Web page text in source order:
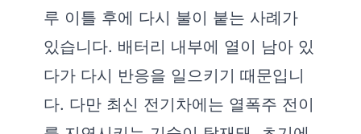
루 이틀 후에 다시 불이 붙는 사례가
있습니다. 배터리 내부에 열이 남아 있
다가 다시 반응을 일으키기 때문입니
다. 다만 최신 전기차에는 열폭주 전이